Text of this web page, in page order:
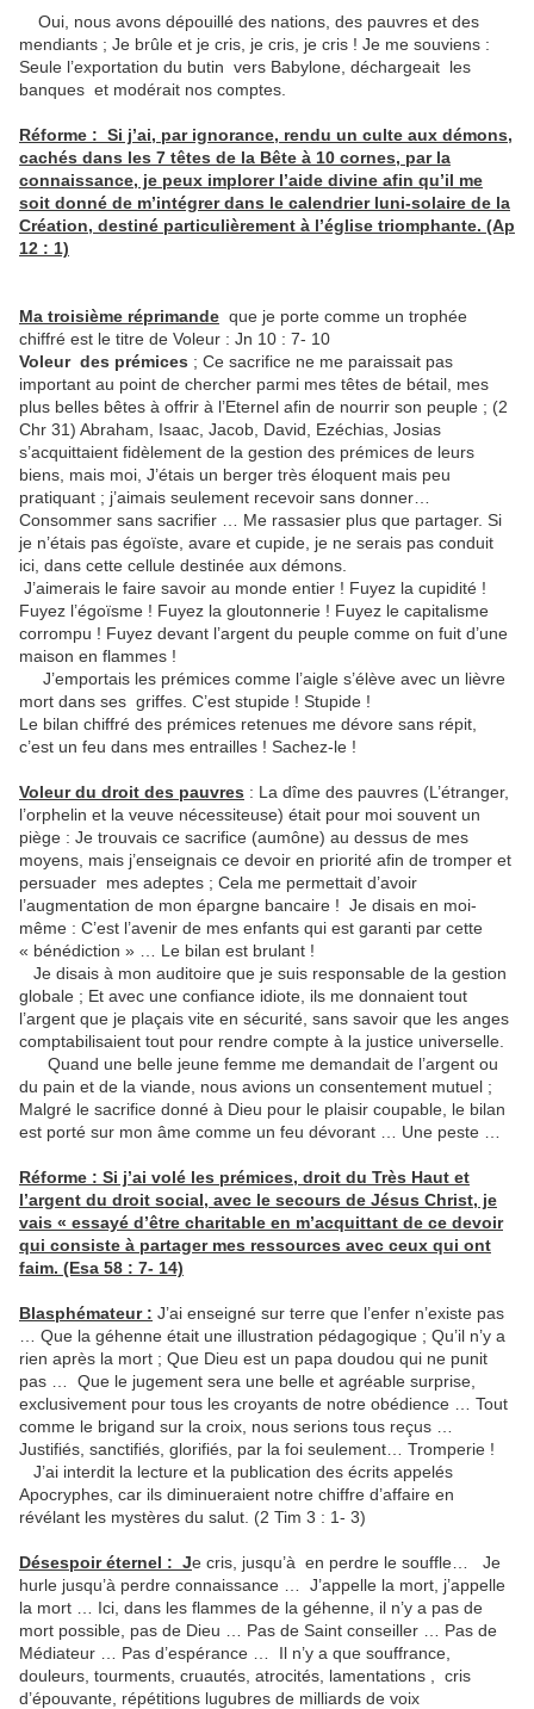
Oui, nous avons dépouillé des nations, des pauvres et des
mendiants ; Je brûle et je cris, je cris, je cris ! Je me souviens :
Seule l’exportation du butin vers Babylone, déchargeait les
banques et modérait nos comptes.
Réforme : Si j’ai, par ignorance, rendu un culte aux démons,
cachés dans les 7 têtes de la Bête à 10 cornes, par la
connaissance, je peux implorer l’aide divine afin qu’il me
soit donné de m’intégrer dans le calendrier luni-solaire de la
Création, destiné particulièrement à l’église triomphante. (Ap
12 : 1)
Ma troisième réprimande que je porte comme un trophée
chiffré est le titre de Voleur : Jn 10 : 7- 10
Voleur des prémices ; Ce sacrifice ne me paraissait pas
important au point de chercher parmi mes têtes de bétail, mes
plus belles bêtes à offrir à l’Eternel afin de nourrir son peuple ; (2
Chr 31) Abraham, Isaac, Jacob, David, Ezéchias, Josias
s’acquittaient fidèlement de la gestion des prémices de leurs
biens, mais moi, J’étais un berger très éloquent mais peu
pratiquant ; j’aimais seulement recevoir sans donner…
Consommer sans sacrifier … Me rassasier plus que partager. Si
je n’étais pas égoïste, avare et cupide, je ne serais pas conduit
ici, dans cette cellule destinée aux démons.
J’aimerais le faire savoir au monde entier ! Fuyez la cupidité !
Fuyez l’égoïsme ! Fuyez la gloutonnerie ! Fuyez le capitalisme
corrompu ! Fuyez devant l’argent du peuple comme on fuit d’une
maison en flammes !
J’emportais les prémices comme l’aigle s’élève avec un lièvre
mort dans ses griffes. C’est stupide ! Stupide !
Le bilan chiffré des prémices retenues me dévore sans répit,
c’est un feu dans mes entrailles ! Sachez-le !
Voleur du droit des pauvres : La dîme des pauvres (L’étranger,
l’orphelin et la veuve nécessiteuse) était pour moi souvent un
piège : Je trouvais ce sacrifice (aumône) au dessus de mes
moyens, mais j’enseignais ce devoir en priorité afin de tromper et
persuader mes adeptes ; Cela me permettait d’avoir
l’augmentation de mon épargne bancaire ! Je disais en moi-
même : C’est l’avenir de mes enfants qui est garanti par cette
« bénédiction » … Le bilan est brulant !
Je disais à mon auditoire que je suis responsable de la gestion
globale ; Et avec une confiance idiote, ils me donnaient tout
l’argent que je plaçais vite en sécurité, sans savoir que les anges
comptabilisaient tout pour rendre compte à la justice universelle.
Quand une belle jeune femme me demandait de l’argent ou
du pain et de la viande, nous avions un consentement mutuel ;
Malgré le sacrifice donné à Dieu pour le plaisir coupable, le bilan
est porté sur mon âme comme un feu dévorant … Une peste …
Réforme : Si j’ai volé les prémices, droit du Très Haut et
l’argent du droit social, avec le secours de Jésus Christ, je
vais « essayé d’être charitable en m’acquittant de ce devoir
qui consiste à partager mes ressources avec ceux qui ont
faim. (Esa 58 : 7- 14)
Blasphémateur : J’ai enseigné sur terre que l’enfer n’existe pas
… Que la géhenne était une illustration pédagogique ; Qu’il n’y a
rien après la mort ; Que Dieu est un papa doudou qui ne punit
pas … Que le jugement sera une belle et agréable surprise,
exclusivement pour tous les croyants de notre obédience … Tout
comme le brigand sur la croix, nous serions tous reçus …
Justifiés, sanctifiés, glorifiés, par la foi seulement… Tromperie !
J’ai interdit la lecture et la publication des écrits appelés
Apocryphes, car ils diminueraient notre chiffre d’affaire en
révélant les mystères du salut. (2 Tim 3 : 1- 3)
Désespoir éternel : Je cris, jusqu’à en perdre le souffle… Je
hurle jusqu’à perdre connaissance … J’appelle la mort, j’appelle
la mort … Ici, dans les flammes de la géhenne, il n’y a pas de
mort possible, pas de Dieu … Pas de Saint conseiller … Pas de
Médiateur … Pas d’espérance … Il n’y a que souffrance,
douleurs, tourments, cruautés, atrocités, lamentations , cris
d’épouvante, répétitions lugubres de milliards de voix